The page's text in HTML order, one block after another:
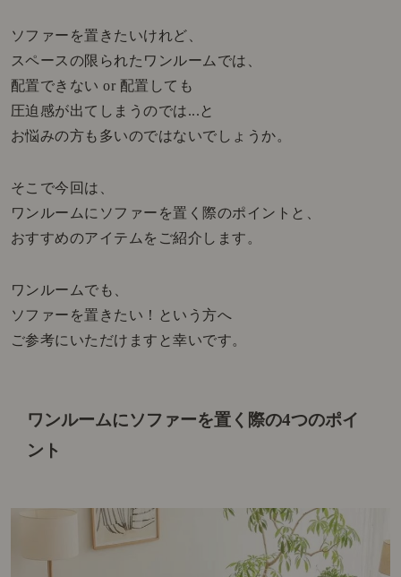
ソファーを置きたいけれど、
スペースの限られたワンルームでは、
配置できない or 配置しても
圧迫感が出てしまうのでは...と
お悩みの方も多いのではないでしょうか。
そこで今回は、
ワンルームにソファーを置く際のポイントと、
おすすめのアイテムをご紹介します。
ワンルームでも、
ソファーを置きたい！という方へ
ご参考にいただけますと幸いです。
ワンルームにソファーを置く際の4つのポイ
ント